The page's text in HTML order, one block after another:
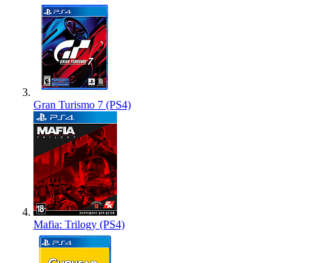
Gran Turismo 7 (PS4)
Mafia: Trilogy (PS4)